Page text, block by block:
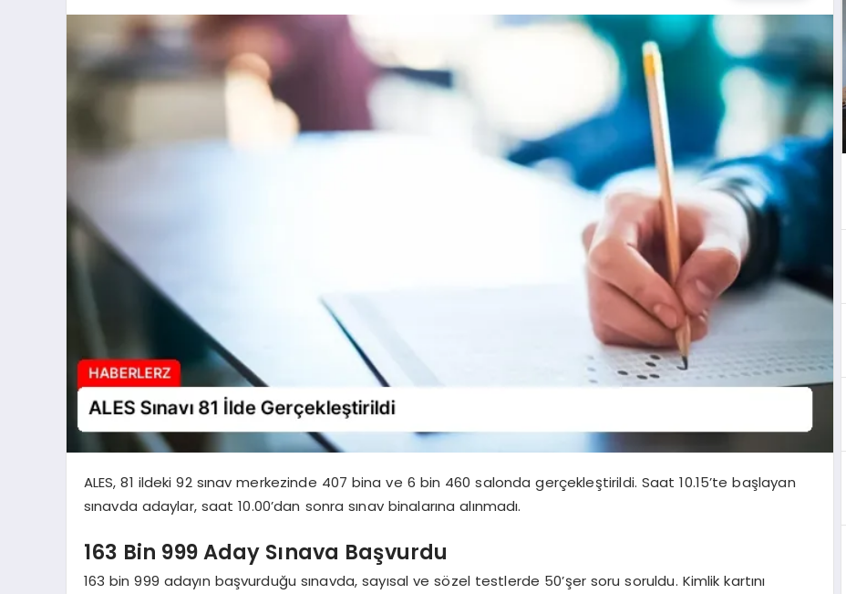
ALES, 81 ildeki 92 sınav merkezinde 407 bina ve 6 bin 460 salonda gerçekleştirildi. Saat 10.15’te başlayan
sınavda adaylar, saat 10.00’dan sonra sınav binalarına alınmadı.
163 Bin 999 Aday Sınava Başvurdu
163 bin 999 adayın başvurduğu sınavda, sayısal ve sözel testlerde 50’şer soru soruldu. Kimlik kartını